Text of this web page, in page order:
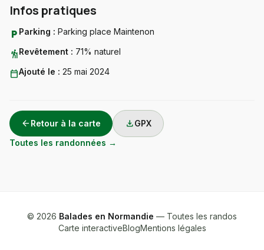
Infos pratiques
local_parking Parking : Parking place Maintenon
hikingRevêtement : 71% naturel
calendar_todayAjouté le : 25 mai 2024
arrow_back Retour à la carte downloadGPX
Toutes les randonnées →
© 2026 Balades en Normandie — Toutes les randos
Carte interactiveBlogMentions légales